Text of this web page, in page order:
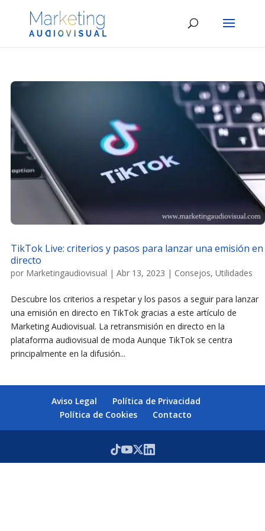
TikTok Live: criterios y pasos para lanzar una emisión en
directo
por Marketingaudiovisual | Abr 13, 2023 | Consejos, Utilidades
Descubre los criterios a respetar y los pasos a seguir para lanzar
una emisión en directo en TikTok gracias a este artículo de
Marketing Audiovisual. La retransmisión en directo en la
plataforma audiovisual de moda Aunque TikTok se centra
principalmente en la difusión...
Aviso Legal
Política de Privacidad
Política de Cookies
Contacto